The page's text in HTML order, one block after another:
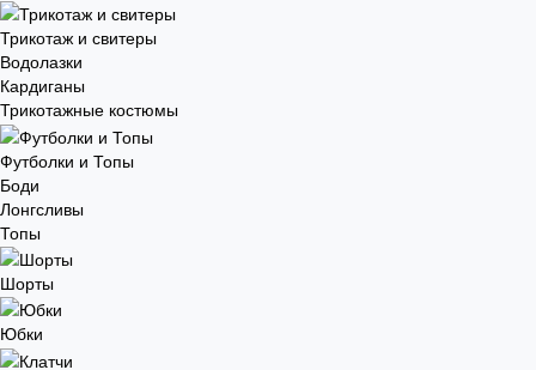
Трикотаж и свитеры
Водолазки
Кардиганы
Трикотажные костюмы
Футболки и Топы
Боди
Лонгсливы
Топы
Шорты
Юбки